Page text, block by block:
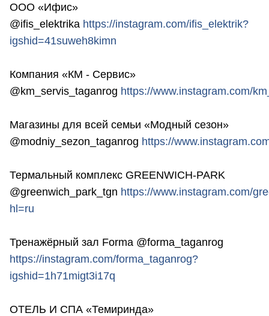
ООО «Ифис»
@ifis_elektrika https://instagram.com/ifis_elektrik?
igshid=41suweh8kimn
Компания «КМ - Сервис»
@km_servis_taganrog https://www.instagram.com/
Магазины для всей семьи «Модный сезон»
@modniy_sezon_taganrog https://
Термальный комплекс GREENWICH-PARK
@greenwich_park_tgn https://www.instagram.com/
hl=ru
Тренажёрный зал Forma @forma_taganrog
https://instagram.com/forma_taganrog?
igshid=1h71migt3i17q
ОТЕЛЬ И СПА «Темиринда»